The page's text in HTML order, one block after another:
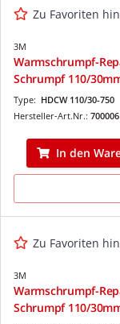
Zu Favoriten
3M
Warmschrumpf-
Schrumpf 110/
Type: HDCW 110/30-750
Hersteller-Art.Nr.:
In den
Zu Favoriten
3M
Warmschrumpf-
Schrumpf 110/